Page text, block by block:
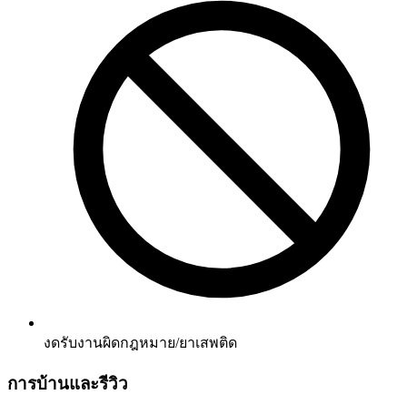
งดรับงานผิดกฎหมาย/ยาเสพติด
การบ้านและรีวิว